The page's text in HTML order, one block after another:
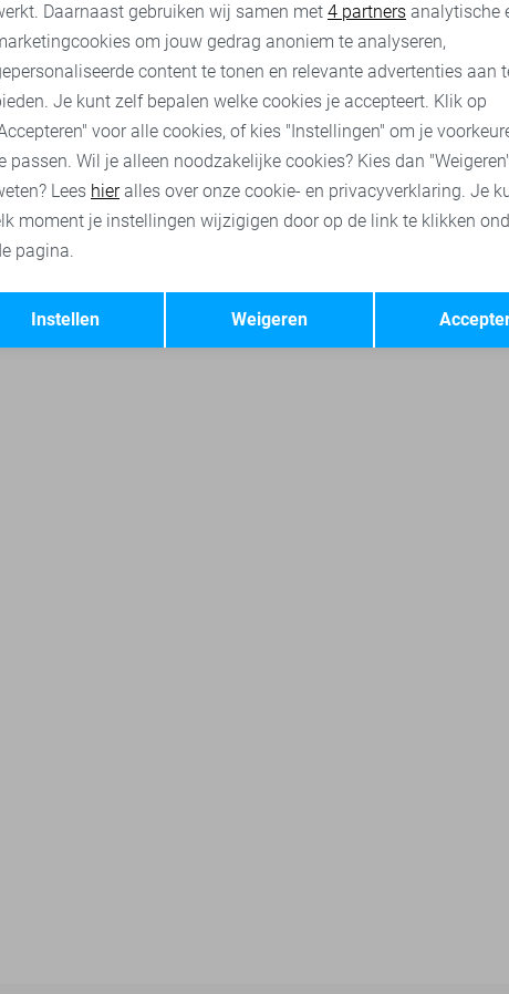
Jacqueline de Yong sweaters Object truien Only truien
Terug Opslaan
Daarnaast gebruiken wij samen met 4 partners analytische
om jouw gedrag anoniem te analyseren,
content te tonen en relevante advertenties aan
Je kunt zelf bepalen welke cookies je accepteert. Klik op
voor alle cookies, of kies "Instellingen" om je
passen. Wil je alleen noodzakelijke cookies? Kies dan
Lees hieralles over onze cookie- en privacyverklaring. Je
moment je instellingen wijzigigen door op de link te klikken
pagina.
Weigeren
Instellen